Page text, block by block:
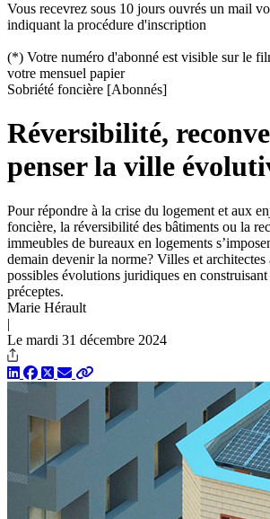
Vous recevrez sous 10 jours ouvrés un mail
indiquant la procédure d'inscription
(*) Votre numéro d'abonné est visible sur le
votre mensuel papier
Sobriété foncière [Abonnés]
Réversibilité,
penser la ville
Pour répondre à la crise du logement et aux
foncière, la réversibilité des bâtiments ou la
immeubles de bureaux en logements
demain devenir la norme? Villes et architectes
possibles évolutions juridiques en construisant
préceptes.
Marie Hérault
|
Le mardi 31 décembre 2024